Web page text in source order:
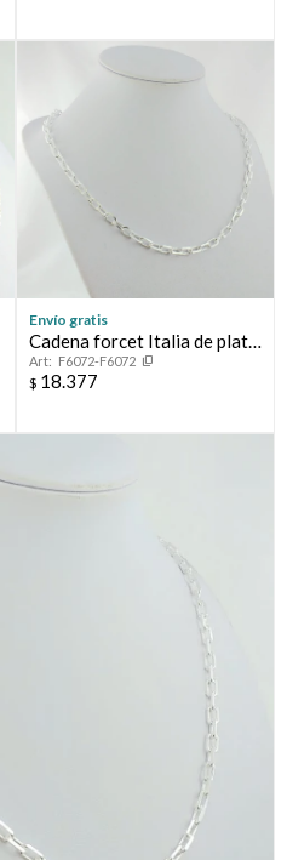
Envío gratis
Cadena forcet Italia de plata
925.F6072-F6072
$ 18.377